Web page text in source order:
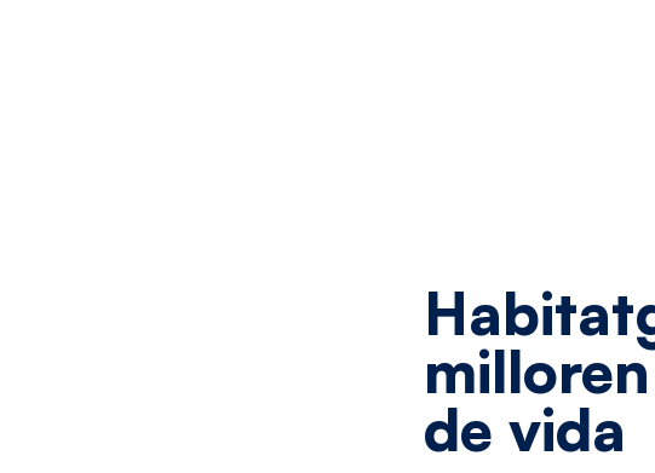
milloren
de vida